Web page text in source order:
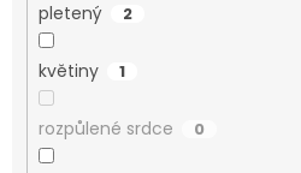
pletený 2
květiny 1
rozpůlené srdce 0